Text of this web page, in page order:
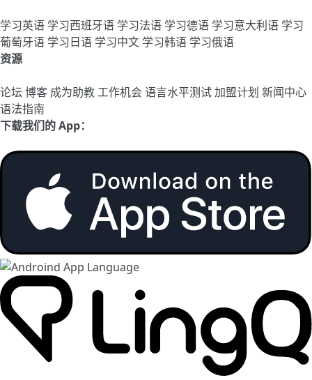
学习英语 学习西班牙语 学习法语 学习德语 学习意大利语 学习
葡萄牙语 学习日语 学习中文 学习韩语 学习俄语
资源
论坛 博客 成为助教工作机会语言水平测试加盟计划 新闻中心
语法指南
下载我们的 App：